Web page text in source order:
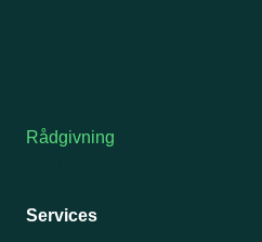
Rådgivning
Services